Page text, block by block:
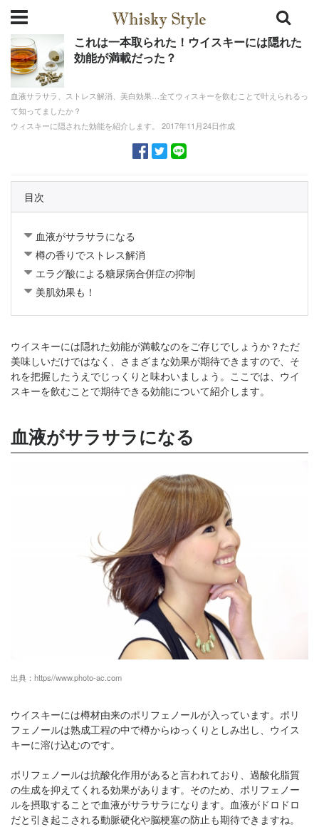
これは一本取られた！ウイスキーには隠れた
効能が満載だった？
血液サラサラ、ストレス解消、美白効果…全てウィスキーを飲むことで叶えられるっ
て知ってましたか？
ウィスキーに隠された効能を紹介します。 2017年11月24日作成
目次
血液がサラサラになる
樽の香りでストレス解消
エラグ酸による糖尿病合併症の抑制
美肌効果も！
ウイスキーには隠れた効能が満載なのをご存じでしょうか？ただ
美味しいだけではなく、さまざまな効果が期待できますので、そ
れを把握したうえでじっくりと味わいましょう。ここでは、ウイ
スキーを飲むことで期待できる効能について紹介します。
血液がサラサラになる
出典： https//www.photo-ac.com
ウイスキーには樽材由来のポリフェノールが入っています。ポリ
フェノールは熟成工程の中で樽からゆっくりとしみ出し、ウイス
キーに溶け込むのです。
ポリフェノールは抗酸化作用があると言われており、過酸化脂質
の生成を抑えてくれる効果があります。そのため、ポリフェノー
ルを摂取することで血液がサラサラになります。血液がドロドロ
だと引き起こされる動脈硬化や脳梗塞の防止も期待できますね。